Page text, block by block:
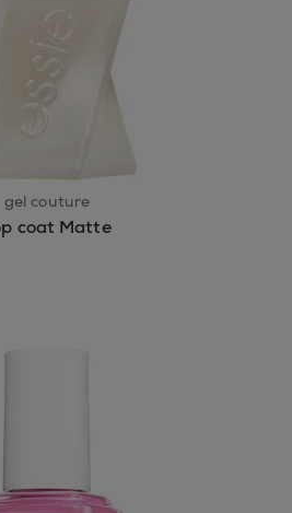
gel couture
coat Matte